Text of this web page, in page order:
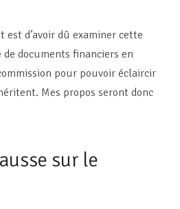
est d’avoir dû examiner cette
documents financiers en
pour pouvoir éclaircir
Mes propos seront donc
sur le